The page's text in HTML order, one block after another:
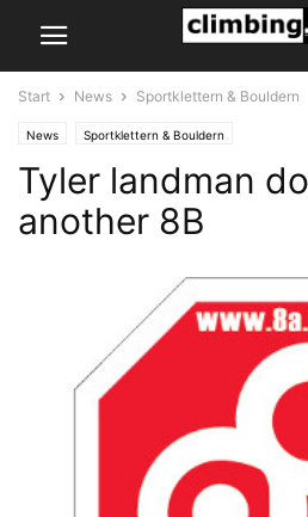
Start News Sportklettern & Bouldern
News Sportklettern & Bouldern
Tyler landman
another 8B